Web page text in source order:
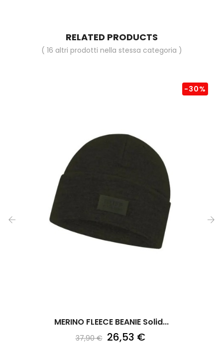
RELATED PRODUCTS
( 16 altri prodotti nella stessa categoria )
MERINO FLEECE BEANIE Solid...
37,90 €
-30%
26,53 €